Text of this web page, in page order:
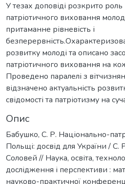
У тезах доповіді розкрито
патріотичного виховання
притаманне рівневість і
розвитку молоді та описано
патріотичного виховання на
Проведено паралелі з
відзначено актуальність
свідомості та патріотизму на
Опис
Бабушко, С. Р. Національно-
Польщі: досвід для України / С.
Соловей // Наука, освіта,
дослідження і перспективи :
науково-практичної